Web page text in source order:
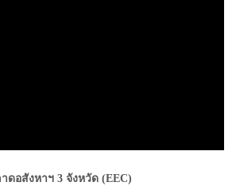
ดอสังหาฯ 3 จังหวัด (EEC)